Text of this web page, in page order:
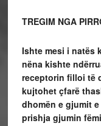
TREGIM NGA
Ishte mesi i natës
nëna kishte
receptorin filloi të
kujtohet çfarë
dhomën e gjumit
prishja gjumin